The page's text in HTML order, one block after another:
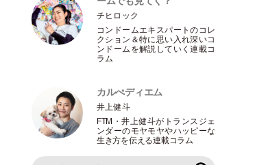
チヒロック
コンドームエキスパートのコレ
クション＆特に思い入れ深いコ
ンドームを解説していく連載コ
ラム
カルぺディエム
井上健斗
FTM ・井上健斗がトランスジェ
ンダーのモヤモヤやハッピーな
生き方を伝える連載コラム